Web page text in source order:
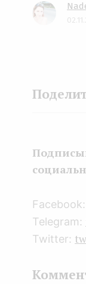
Facebook:
Telegram:
Twitter: